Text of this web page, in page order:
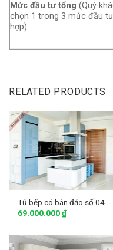
Mức đầu tư tổng (Quý
chọn 1 trong 3 mức đầu
hợp)
RELATED PRODUCTS
Tủ bếp có bàn đảo số 04
69.000.000₫